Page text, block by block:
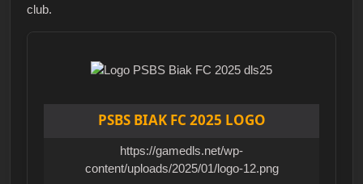
club.
PSBS BIAK FC 2025 LOGO
https://gamedls.net/wp-
content/uploads/2025/01/logo-12.png